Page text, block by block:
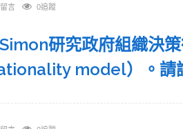
言 0追蹤
研究政府組織決策
model）。請